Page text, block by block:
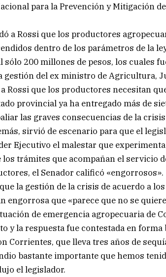
para la Prevención y Mitigación
a Rossi que los productores
dentro de los parámetros de la
sólo 200 millones de pesos, los cuales
gestión del ex ministro de Agricultura,
Rossi que los productores necesitan
provincial ya ha entregado más de
las graves consecuencias de la
sirvió de escenario para que el
Ejecutivo el malestar que
trámites que acompañan el servicio
el Senador calificó «engorrosos».
la gestión de la crisis de acuerdo a
engorrosa que «parece que no se
de emergencia agropecuaria de
y la respuesta fue contestada en
Corrientes, que lleva tres años de
bastante importante que hemos
el legislador.